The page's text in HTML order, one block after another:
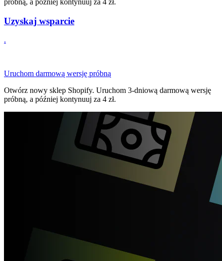
Uzyskaj wsparcie
.
Uruchom darmową wersję próbną
Otwórz nowy sklep Shopify. Uruchom 3-dniową darmową wersję
próbną, a później kontynuuj za 4 zł.